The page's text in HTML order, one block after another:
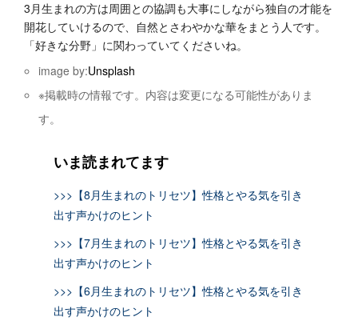
3月生まれの方は周囲との協調も大事にしながら独自の才能を
開花していけるので、自然とさわやかな華をまとう人です。
「好きな分野」に関わっていてくださいね。
image by:Unsplash
※掲載時の情報です。内容は変更になる可能性がありま
す。
いま読まれてます
>>>【8月生まれのトリセツ】性格とやる気を引き
出す声かけのヒント
>>>【7月生まれのトリセツ】性格とやる気を引き
出す声かけのヒント
>>>【6月生まれのトリセツ】性格とやる気を引き
出す声かけのヒント